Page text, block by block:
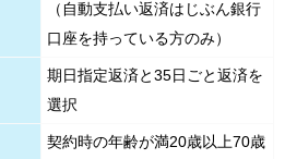
（自動支払い返済はじぶん銀行
口座を持っている方のみ）
期日指定返済と35日ごと返済を
選択
契約時の年齢が満20歳以上70歳